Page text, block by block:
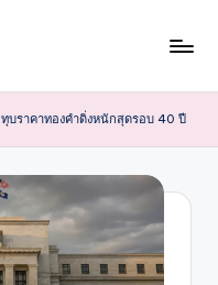
บราคาทองคำดิ่งหนักสุดรอบ 40 ปี